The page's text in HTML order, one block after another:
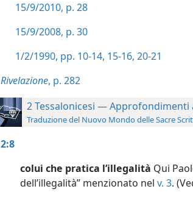
15/9/2010, p. 28
15/9/2008, p. 30
1/2/1990, pp. 10-14, 15-16, 20-21
Rivelazione, p. 282
2 Tessalonicesi — Approfondimenti
Traduzione del Nuovo Mondo delle Sacre
2:8
colui che pratica l’illegalità Qui
dell’illegalità” menzionato nel v. 3.